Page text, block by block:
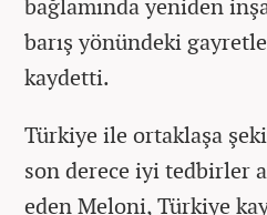
bağlamında yeniden
barış yönündeki
kaydetti.
Türkiye ile ortaklaşa
son derece iyi tedbirler
eden Meloni, Türkiye